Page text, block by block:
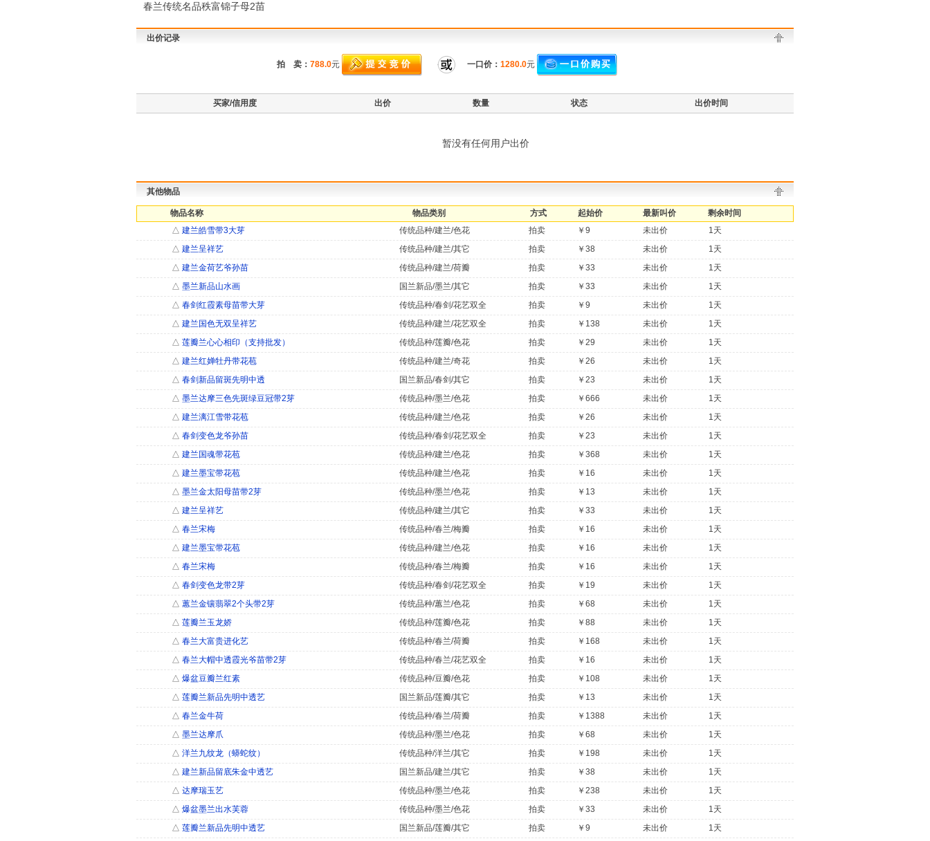
春兰传统名品秩富锦子母2苗
出价记录
拍 卖： 788.0元 一口价： 1280.0元
买家/信用度 出价 数量 状态 出价时间
暂没有任何用户出价
其他物品
物品名称 物品类别 方式 起始价 最新叫价
剩余时间
△ 建兰皓雪带3大芽 传统品种/建兰/色花 拍卖 ￥9 未出价
1天
△ 建兰呈祥艺 传统品种/建兰/其它 拍卖 ￥38 未出价
1天
△ 建兰金荷艺爷孙苗 传统品种/建兰/荷瓣 拍卖 ￥33 未出价
1天
△ 墨兰新品山水画 国兰新品/墨兰/其它 拍卖 ￥33 未出价
1天
△ 春剑红霞素母苗带大芽 传统品种/春剑/花艺双全 拍卖 ￥9 未出价
1天
△ 建兰国色无双呈祥艺 传统品种/建兰/花艺双全 拍卖 ￥138 未出价
1天
△ 莲瓣兰心心相印（支持批发） 传统品种/莲瓣/色花 拍卖 ￥29 未出价
1天
△ 建兰红婵牡丹带花苞 传统品种/建兰/奇花 拍卖 ￥26 未出价
1天
△ 春剑新品留斑先明中透 国兰新品/春剑/其它 拍卖 ￥23 未出价
1天
△ 墨兰达摩三色先斑绿豆冠带2芽 传统品种/墨兰/色花 拍卖 ￥666 未出价
1天
△ 建兰漓江雪带花苞 传统品种/建兰/色花 拍卖 ￥26 未出价
1天
△ 春剑变色龙爷孙苗 传统品种/春剑/花艺双全 拍卖 ￥23 未出价
1天
△ 建兰国魂带花苞 传统品种/建兰/色花 拍卖 ￥368 未出价
1天
△ 建兰墨宝带花苞 传统品种/建兰/色花 拍卖 ￥16 未出价
1天
△ 墨兰金太阳母苗带2芽 传统品种/墨兰/色花 拍卖 ￥13 未出价
1天
△ 建兰呈祥艺 传统品种/建兰/其它 拍卖 ￥33 未出价
1天
△ 春兰宋梅 传统品种/春兰/梅瓣 拍卖 ￥16 未出价
1天
△ 建兰墨宝带花苞 传统品种/建兰/色花 拍卖 ￥16 未出价
1天
△ 春兰宋梅 传统品种/春兰/梅瓣 拍卖 ￥16 未出价
1天
△ 春剑变色龙带2芽 传统品种/春剑/花艺双全 拍卖 ￥19 未出价
1天
△ 蕙兰金镶翡翠2个头带2芽 传统品种/蕙兰/色花 拍卖 ￥68 未出价
1天
△ 莲瓣兰玉龙娇 传统品种/莲瓣/色花 拍卖 ￥88 未出价
1天
△ 春兰大富贵进化艺 传统品种/春兰/荷瓣 拍卖 ￥168 未出价
1天
△ 春兰大帽中透霞光爷苗带2芽 传统品种/春兰/花艺双全 拍卖 ￥16 未出价
1天
△ 爆盆豆瓣兰红素 传统品种/豆瓣/色花 拍卖 ￥108 未出价
1天
△ 莲瓣兰新品先明中透艺 国兰新品/莲瓣/其它 拍卖 ￥13 未出价
1天
△ 春兰金牛荷 传统品种/春兰/荷瓣 拍卖 ￥1388 未出价
1天
△ 墨兰达摩爪 传统品种/墨兰/色花 拍卖 ￥68 未出价
1天
△ 洋兰九纹龙（蟒蛇纹） 传统品种/洋兰/其它 拍卖 ￥198 未出价
1天
△ 建兰新品留底朱金中透艺 国兰新品/建兰/其它 拍卖 ￥38 未出价
1天
△ 达摩瑞玉艺 传统品种/墨兰/色花 拍卖 ￥238 未出价
1天
△ 爆盆墨兰出水芙蓉 传统品种/墨兰/色花 拍卖 ￥33 未出价
1天
△ 莲瓣兰新品先明中透艺 国兰新品/莲瓣/其它 拍卖 ￥9 未出价
1天